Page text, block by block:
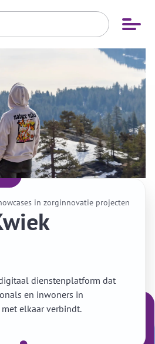
Open
menu
in zorginnovatie projecten
dienstenplatform dat
en inwoners in
elkaar verbindt.